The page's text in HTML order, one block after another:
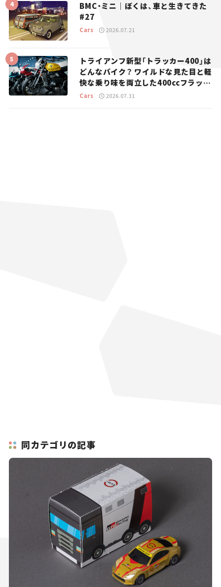
BMC・ミニ｜ぼくは、車と生きてきた
#27
Cars 2026.07.21
トライアンフ新型「トラッカー400」は
どんなバイク？ ワイルドな見た目と軽
快な乗り味を両立した400ccフラット
トラッカー【試乗レビュー】
Cars 2026.07.31
同カテゴリの記事